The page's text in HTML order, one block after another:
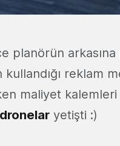
planörün
kullandığı reklam
maliyet kalemleri
dronelar yetişti :)